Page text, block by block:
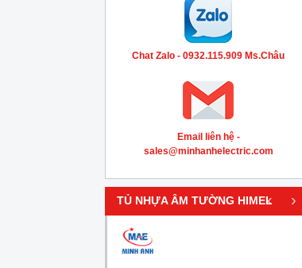
Chat Zalo - 0932.115.909 Ms.Châu
Email liên hệ -
sales@minhanhelectric.com
TỦ NHỰA ÂM TƯỜNG HIMEL
‹ ›